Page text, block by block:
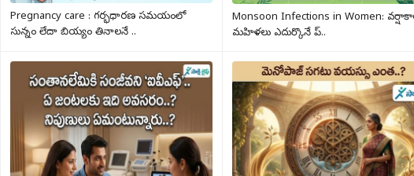
Pregnancy care : గర్భధారణ సమయంలో
సున్నం లేదా బియ్యం తినాలనే ..
Monsoon Infections in Women:
మహిళలు ఎదుర్కొనే ప్..